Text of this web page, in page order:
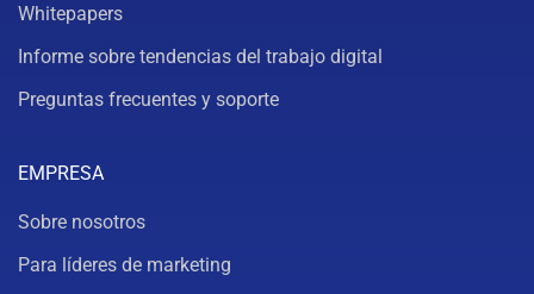
Whitepapers
Informe sobre tendencias del trabajo digital
Preguntas frecuentes y soporte
EMPRESA
Sobre nosotros
Para líderes de marketing